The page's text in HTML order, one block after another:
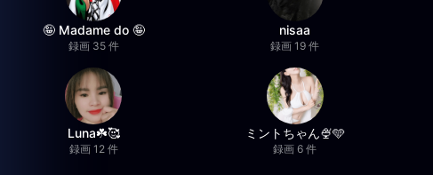
🤪 Madame do 🤪
録画 35 件
nisaa
録画 19 件
Luna☘️🥰
録画 12 件
ミントちゃん🍨🩵
録画 6 件